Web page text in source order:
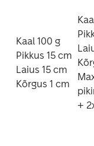
Kaal 100 g
Pikkus 15 cm
Laius 15 cm
Kõrgus 1 cm
+